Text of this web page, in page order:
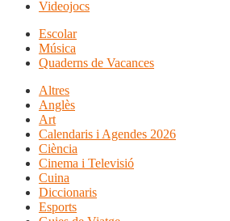
Videojocs
Escolar
Música
Quaderns de Vacances
Altres
Anglès
Art
Calendaris i Agendes 2026
Ciència
Cinema i Televisió
Cuina
Diccionaris
Esports